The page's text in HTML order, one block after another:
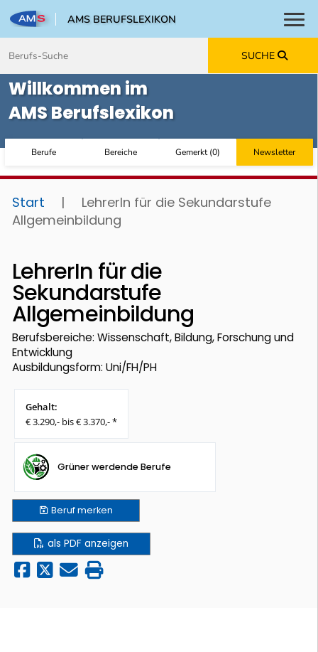
AMS BERUFSLEXIKON
SUCHE
Willkommen im
AMS Berufslexikon
Berufe Bereiche Gemerkt(0) Newsletter
Start |
LehrerIn für die Sekundarstufe
Allgemeinbildung
LehrerIn für die
Sekundarstufe
Allgemeinbildung
Berufsbereiche: Wissenschaft, Bildung, Forschung und
Entwicklung
Ausbildungsform: Uni/FH/PH
Gehalt:
€ 3.290,- bis € 3.370,- *
Grüner werdende Berufe
Berufmerken
als PDF anzeigen